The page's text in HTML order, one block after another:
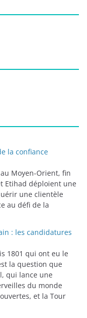
la confiance
Moyen-Orient, fin
Etihad déploient une
une clientèle
au défi de la
: les candidatures
1801 qui ont eu le
la question que
qui lance une
du monde
et la Tour